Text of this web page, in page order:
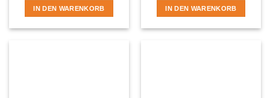
IN DEN WARENKORB IN DEN WARENKORB